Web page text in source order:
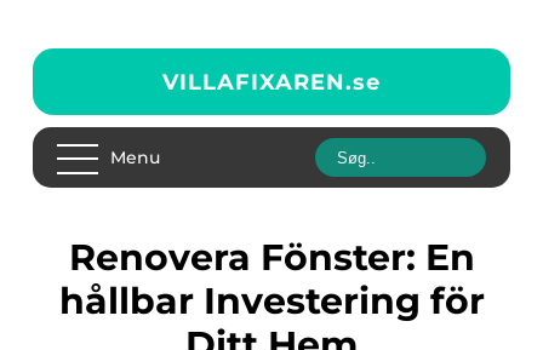
VILLAFIXAREN.se
Menu
Renovera Fönster: En
hållbar Investering för